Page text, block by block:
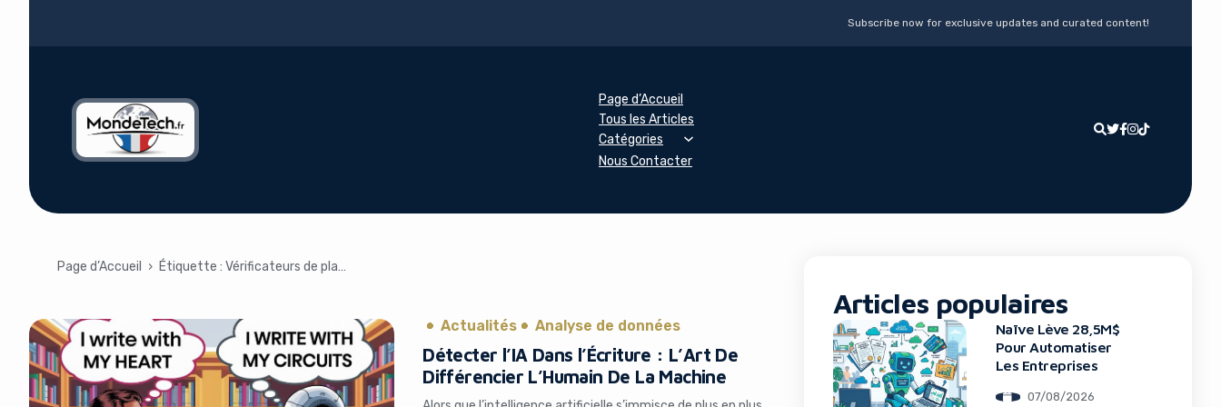
Subscribe now for exclusive updates and curated content!
Page d’Accueil
Tous les Articles
Catégories
Nous Contacter
Page d’Accueil › Étiquette :Vérificateurs de plagiat
Actualités Analyse de données
Détecter l’IA Dans l’Écriture : L’Art De
Différencier L’Humain De La Machine
Articles populaires
Naïve Lève 28,5M$
Pour Automatiser
Les Entreprises
07/08/2026